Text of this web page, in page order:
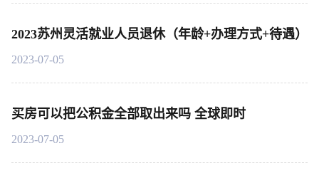
2023苏州灵活就业人员退休（年龄+办理方式+待遇）
2023-07-05
买房可以把公积金全部取出来吗 全球即时
2023-07-05